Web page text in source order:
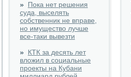
» Пока нет решения
суда, выселять
собственник не вправе,
но имущество лучше
все-таки вывезти
» КТК за десять лет
вложил в социальные
проекты на Кубани